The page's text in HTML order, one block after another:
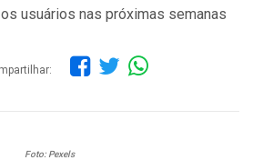
usuários nas próximas semanas
Foto: Pexels